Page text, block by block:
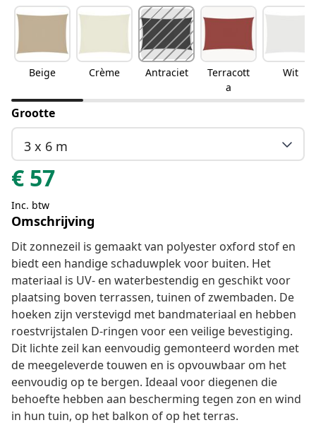
Beige Crème Antraciet
Terracott
a
Wit
Grootte
3 x 6 m
€ 57
Inc. btw
Omschrijving
Dit zonnezeil is gemaakt van polyester oxford stof en
biedt een handige schaduwplek voor buiten. Het
materiaal is UV- en waterbestendig en geschikt voor
plaatsing boven terrassen, tuinen of zwembaden. De
hoeken zijn verstevigd met bandmateriaal en hebben
roestvrijstalen D-ringen voor een veilige bevestiging.
Dit lichte zeil kan eenvoudig gemonteerd worden met
de meegeleverde touwen en is opvouwbaar om het
eenvoudig op te bergen. Ideaal voor diegenen die
behoefte hebben aan bescherming tegen zon en wind
in hun tuin, op het balkon of op het terras.